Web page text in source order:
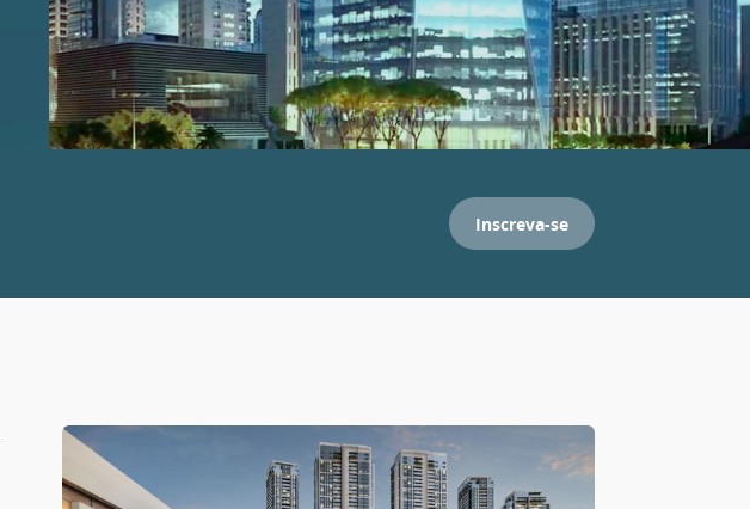
Inscreva-se